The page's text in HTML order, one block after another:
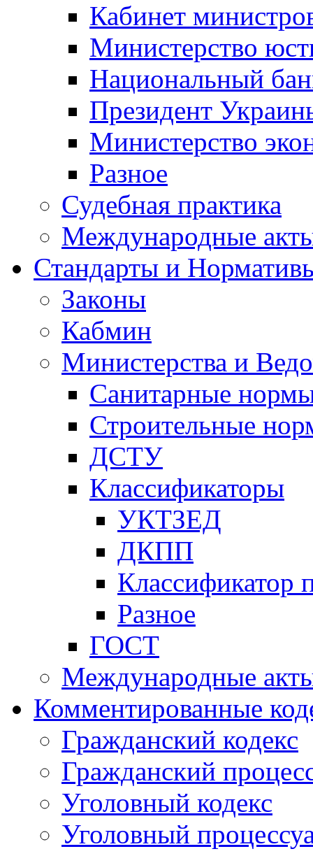
Кабинет
Министерство
Национальный
Президент
Министерство
Разное
Судебная практика
Международные
Стандарты и
Законы
Кабмин
Министерства и
Санитарные
Строительные
ДСТУ
Классификаторы
УКТЗЕД
ДКПП
Классификатор
Разное
ГОСТ
Международные
Комментированные
Гражданский кодекс
Гражданский
Уголовный кодекс
Уголовный